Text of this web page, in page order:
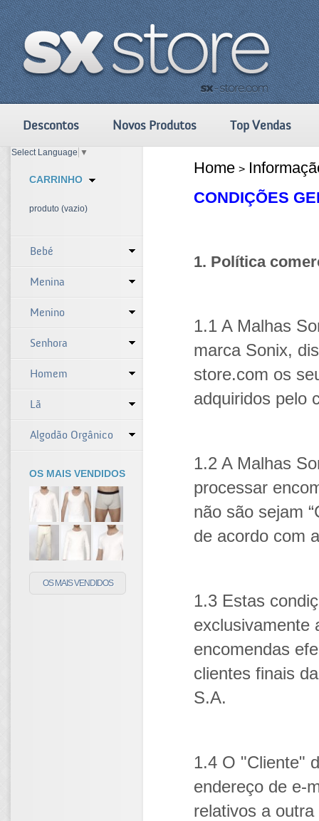
Descontos Novos Produtos Top Vendas
Select Language ▼
CARRINHO
produto (vazio)
Bebé
Menina
Menino
Senhora
Homem
Lã
Algodão Orgânico
OS MAIS VENDIDOS
OS MAIS VENDIDOS
Home >
CONDIÇÕES
1. Política
1.1 A Malhas
marca Sonix,
store.com os
adquiridos pelo
1.2 A Malhas
processar
não são sejam
de acordo com
1.3 Estas
exclusivamente
encomendas
clientes finais
S.A.
1.4 O "Cliente"
endereço de e-
relativos a